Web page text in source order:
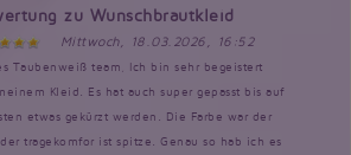
zu Wunschbrautkleid
Mittwoch, 18.03.2026, 16:52
Taubenweiß team, Ich bin sehr begeistert
Kleid. Es hat auch super gepasst bis auf
etwas gekürzt werden. Die Farbe war der
tragekomfor ist spitze. Genau so hab ich es